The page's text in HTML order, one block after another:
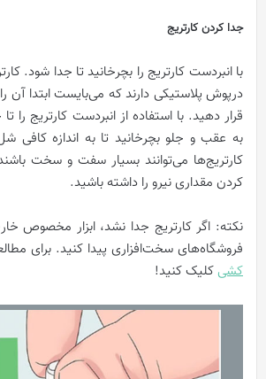
جدا کردن کارتریج
با انبردست کارتریج را بچرخانید تا جدا شود.
درپوش پلاستیکی دارند که می‌بایست ابتدا آن
قرار دهید. با استفاده از انبردست کارتریج
به عقب و جلو بچرخانید تا به اندازه
کارتریج‌ها می‌توانند بسیار سفت و سخت باشند؛
کردن مقداری نیرو را داشته باشید.
نکته: اگر کارتریج جدا نشد، ابزار مخصوص
فروشگاه‌های سخت‌افزاری پیدا کنید. برای
کشیکلیک کنید!